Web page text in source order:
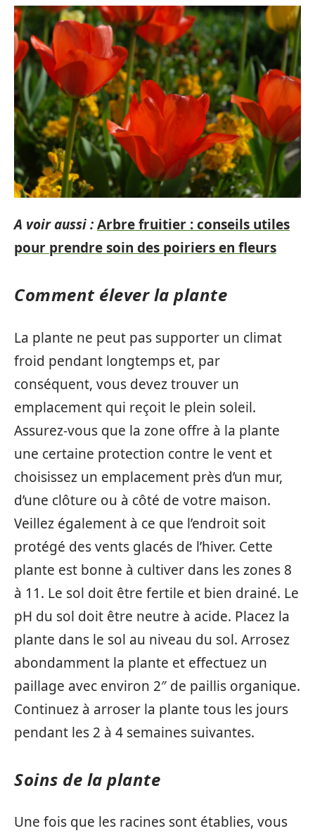
A voir aussi :Arbre fruitier : conseils utiles
pour prendre soin des poiriers en fleurs
Comment élever la plante
La plante ne peut pas supporter un climat
froid pendant longtemps et, par
conséquent, vous devez trouver un
emplacement qui reçoit le plein soleil.
Assurez-vous que la zone offre à la plante
une certaine protection contre le vent et
choisissez un emplacement près d’un mur,
d’une clôture ou à côté de votre maison.
Veillez également à ce que l’endroit soit
protégé des vents glacés de l’hiver. Cette
plante est bonne à cultiver dans les zones 8
à 11. Le sol doit être fertile et bien drainé. Le
pH du sol doit être neutre à acide. Placez la
plante dans le sol au niveau du sol. Arrosez
abondamment la plante et effectuez un
paillage avec environ 2″ de paillis organique.
Continuez à arroser la plante tous les jours
pendant les 2 à 4 semaines suivantes.
Soins de la plante
Une fois que les racines sont établies, vous